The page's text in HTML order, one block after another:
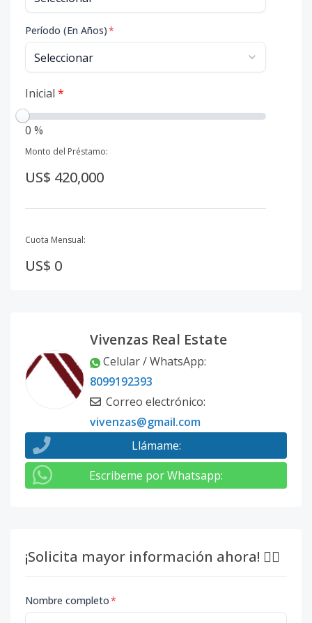
Período (En Años)*
Inicial *
0 %
Monto del Préstamo:
US$ 420,000
Cuota Mensual:
US$ 0
Vivenzas Real Estate
Celular / WhatsApp:
8099192393
Correo electrónico:
vivenzas@gmail.com
Llámame:
Escribeme por Whatsapp:
¡Solicita mayor información ahora! 👇🏽
Nombre completo*